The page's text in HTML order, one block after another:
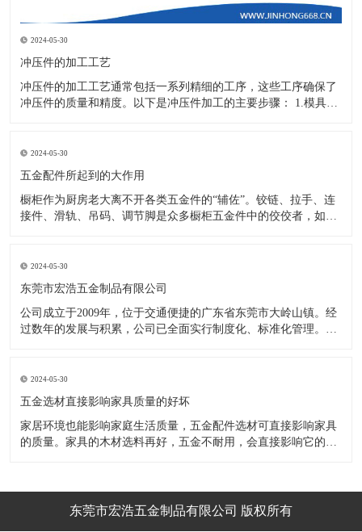
2024-05-30
冲压件的加工工艺
冲压件的加工工艺通常包括一系列精细的工序，这些工序确保了
冲压件的质量和精度。以下是冲压件加工的主要步骤： 1.模具设
开料与落料：在图纸上标注尺寸后，根据图纸要求选择合适的板
材。然
2024-05-30
五金配件所起到的大作用
橱柜作为厨房老大离不开各类五金件的“辅佐”。铰链、拉手、连
接件、滑轨、吊码、调节脚是众多橱柜五金件中的佼佼者，如果
调节脚，橱柜就像得了“软骨症”，站都站不直……五花八门的橱
柜五金件好
2024-05-30
东莞市宏浩五金制品有限公司
公司成立于2009年，位于交通便捷的广东省东莞市大岭山镇。经
过数年的发展与积累，公司已全面实行制度化、标准化管理。从
的改造创新，设计制造了一系列更加新颖、美观、更具时代潮流
的新
2024-05-30
五金选材直接影响家具质量的好坏
家居环境也能影响家庭生活质量，五金配件选材可直接影响家具
的质量。家具的木材选料再好，五金不耐用，会直接影响它的使
金、铝合金等。不同五金的加工工艺不同：钳工、表面涂覆处
理、焊接、机械加东莞市宏浩五金制品有限公司 版权所有